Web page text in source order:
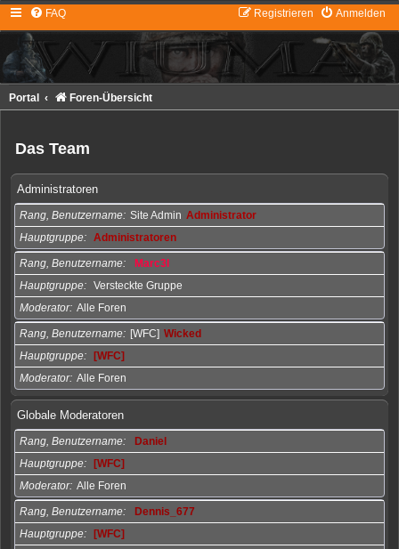
FAQ Anmelden
Registrieren
Portal Foren-Übersicht
Das Team
Administratoren
Rang, Benutzername Site Admin Administrator
Hauptgruppe
Administratoren
Rang, Benutzername
Marc3l
Hauptgruppe
Versteckte Gruppe
Moderator Alle Foren
Rang, Benutzername [WFC] Wicked
Hauptgruppe
[WFC]
Moderator Alle Foren
Globale Moderatoren
Rang, Benutzername
Daniel
Hauptgruppe
[WFC]
Moderator Alle Foren
Rang, Benutzername
Dennis_677
Hauptgruppe
[WFC]